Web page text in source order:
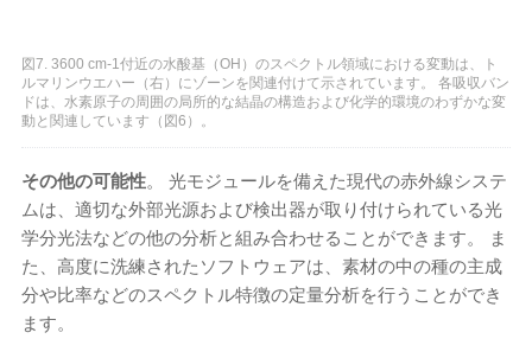
図7. 3600 cm-1付近の水酸基（OH）のスペクトル領域における変動は、ト
ルマリンウエハー（右）にゾーンを関連付けて示されています。 各吸収バン
ドは、水素原子の周囲の局所的な結晶の構造および化学的環境のわずかな変
動と関連しています（図6）。
その他の可能性。 光モジュールを備えた現代の赤外線システ
ムは、適切な外部光源および検出器が取り付けられている光
学分光法などの他の分析と組み合わせることができます。 ま
た、高度に洗練されたソフトウェアは、素材の中の種の主成
分や比率などのスペクトル特徴の定量分析を行うことができ
ます。